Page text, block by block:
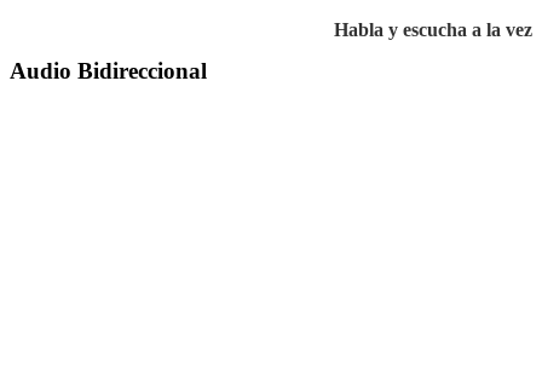
Habla y escucha a la vez
Audio Bidireccional